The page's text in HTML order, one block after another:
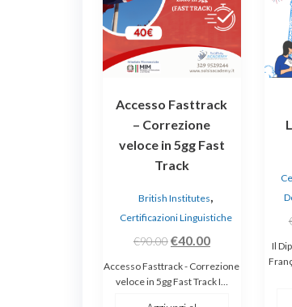
Accesso Fasttrack
– Correzione
veloce in 5gg Fast
Track
British Institutes,
Certificazioni Linguistiche
€90.00Il
prezzo
originale
€40.00Il
prezzo
attuale
Accesso Fasttrack - Correzione
veloce in 5gg Fast Track I…
Il